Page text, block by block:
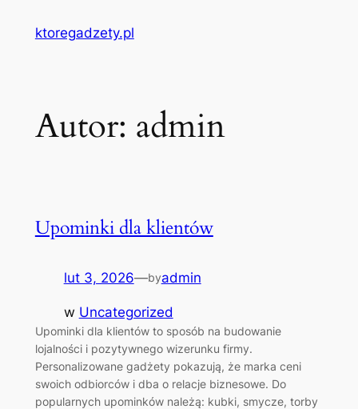
ktoregadzety.pl
Autor: admin
Upominki dla klientów
lut 3, 2026—byadmin
w Uncategorized
Upominki dla klientów to sposób na budowanie
lojalności i pozytywnego wizerunku firmy.
Personalizowane gadżety pokazują, że marka ceni
swoich odbiorców i dba o relacje biznesowe. Do
popularnych upominków należą: kubki, smycze, torby